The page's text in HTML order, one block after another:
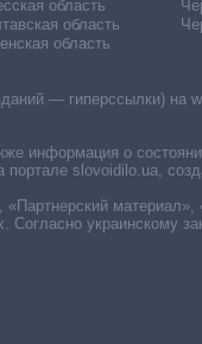
область
область
область
— гиперссылки) на
информация о
slovoidilo.ua,
украинскому